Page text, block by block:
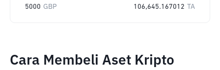
5000 GBP 106,645.167012 TA
Cara Membeli Aset Kripto